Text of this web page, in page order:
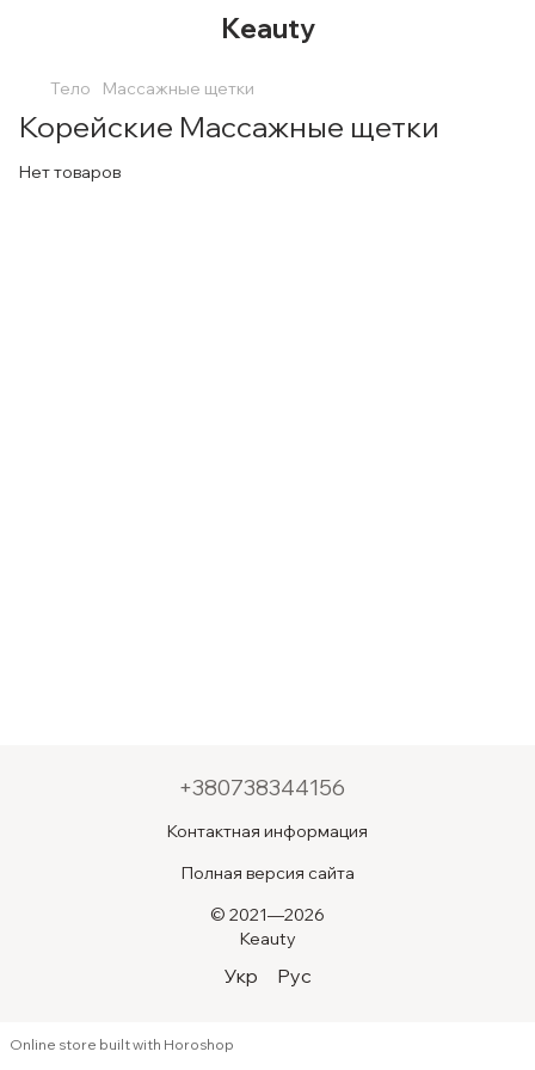
Keauty
Тело Массажные щетки
Корейские Массажные щетки
Нет товаров
+380738344156
Контактная информация
Полная версия сайта
© 2021—2026
Keauty
Укр Рус
Online store built with Horoshop